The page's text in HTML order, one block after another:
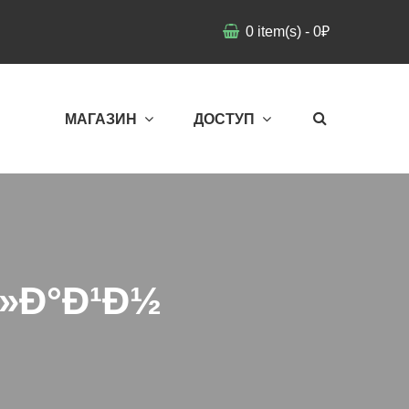
0 item(s) - 0₽
МАГАЗИН ДОСТУП